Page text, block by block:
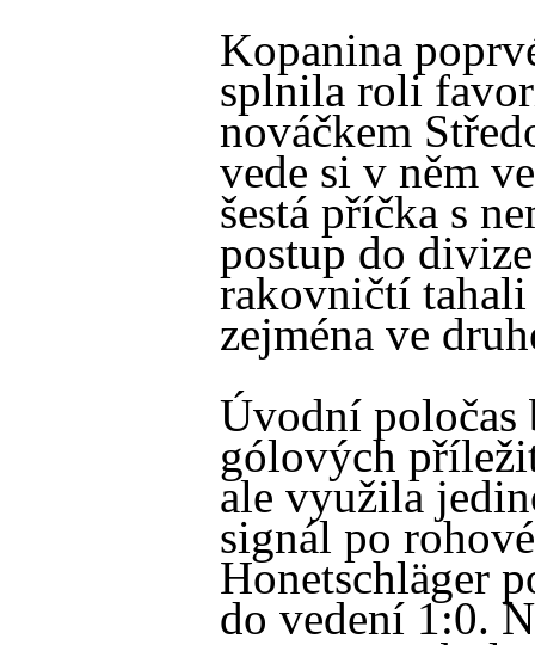
Kopanina
splnila roli
nováčkem
vede si v něm
šestá příčka s
postup do
rakovničtí tahali
zejména ve
Úvodní
gólových
ale využila
signál po
Honetschläger
do vedení 1:0.